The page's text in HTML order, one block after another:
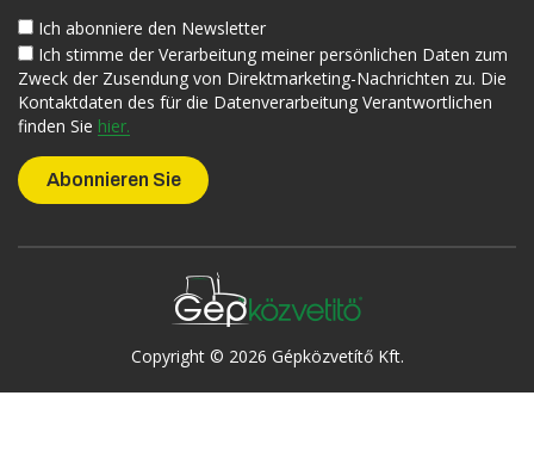
Ich abonniere den Newsletter
Ich stimme der Verarbeitung meiner persönlichen Daten zum
Zweck der Zusendung von Direktmarketing-Nachrichten zu. Die
Kontaktdaten des für die Datenverarbeitung Verantwortlichen
finden Sie hier.
Copyright © 2026 Gépközvetítő Kft.